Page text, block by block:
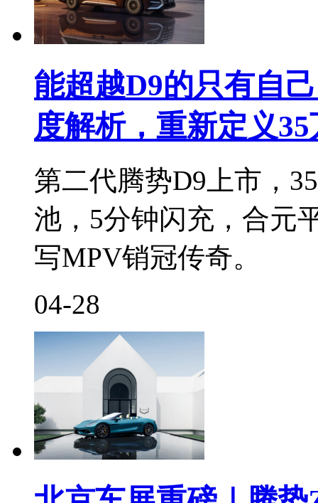
能超越D9的只有自
度解析，重新定义
第二代腾势D9上市，
池，5分钟闪充，合元
写MPV销冠传奇。
04-28